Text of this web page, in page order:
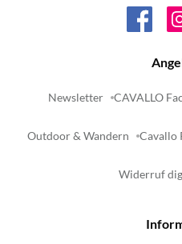
Newsletter CAVALLO
Outdoor & Wandern Cavallo
Widerruf